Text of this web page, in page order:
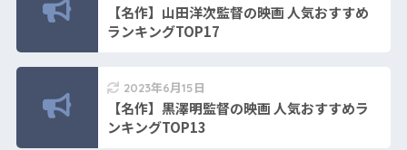
【名作】山田洋次監督の映画 人気おすすめ
ランキングTOP17
2023年6月15日
【名作】黒澤明監督の映画 人気おすすめラ
ンキングTOP13